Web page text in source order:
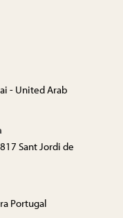
- United Arab
Sant Jordi de
Portugal